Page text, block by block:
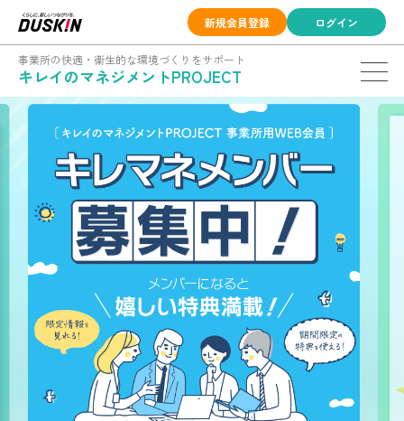
新規会員登録 ログイン
事業所の快適・衛生的な環境づくりをサポート
キレイのマネジメントPROJECT